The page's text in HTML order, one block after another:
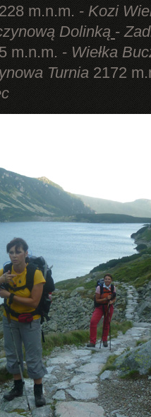
m.n.m. - Kozi
Dolinką -
m.n.m. - Wiełka
Turnia 2172